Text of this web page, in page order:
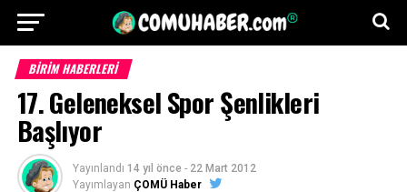
BİRİM HABERLERİ
17. Geleneksel Spor Şenlikleri
Başlıyor
Yayınlandı 14 yıl önce - 22 Mart 2012
Yayımlayan ÇOMÜ Haber